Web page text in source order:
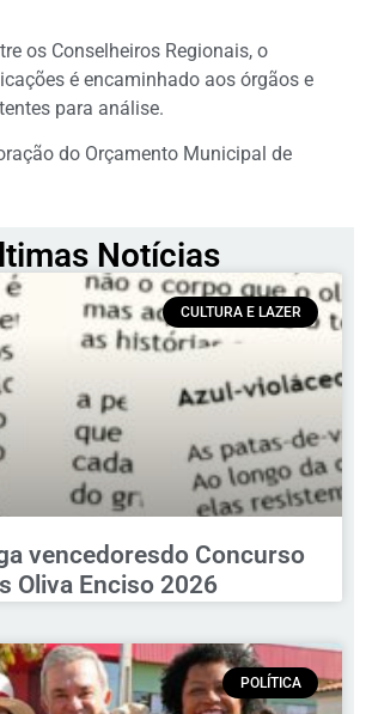
os Conselheiros Regionais, o
é encaminhado aos órgãos e
para análise.
do Orçamento Municipal de
Notícias
CULTURA E LAZER
vencedoresdo Concurso
Oliva Enciso 2026
POLÍTICA